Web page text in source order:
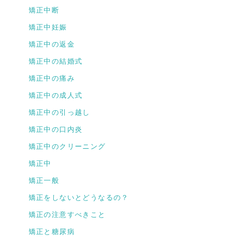
矯正中断
矯正中妊娠
矯正中の返金
矯正中の結婚式
矯正中の痛み
矯正中の成人式
矯正中の引っ越し
矯正中の口内炎
矯正中のクリーニング
矯正中
矯正一般
矯正をしないとどうなるの？
矯正の注意すべきこと
矯正と糖尿病